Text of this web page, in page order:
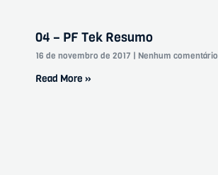
04 – PF Tek Resumo
16 de novembro de 2017 Nenhum comentário
Read More »